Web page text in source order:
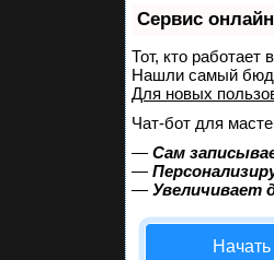
Сервис
Тот, кто работает
Нашли самый
Для новых
Чат-бот для
— Сам
—
— Увеличивает